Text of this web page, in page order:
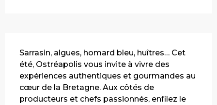
Sarrasin, algues, homard bleu, huîtres… Cet
été, Ostréapolis vous invite à vivre des
expériences authentiques et gourmandes au
cœur de la Bretagne. Aux côtés de
producteurs et chefs passionnés, enfilez le